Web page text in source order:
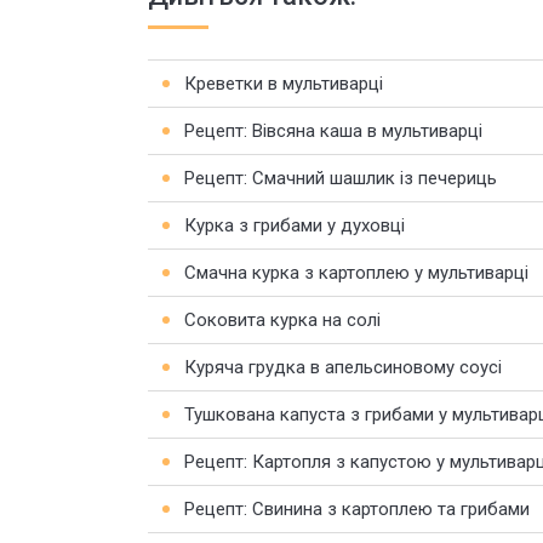
Креветки в мультиварці
Рецепт: Вівсяна каша в мультиварці
Рецепт: Смачний шашлик із печериць
Курка з грибами у духовці
Смачна курка з картоплею у мультиварці
Соковита курка на солі
Куряча грудка в апельсиновому соусі
Тушкована капуста з грибами у
Рецепт: Картопля з капустою у
Рецепт: Свинина з картоплею та грибами